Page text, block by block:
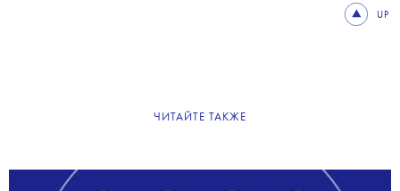
UP
ЧИТАЙТЕ ТАКЖЕ